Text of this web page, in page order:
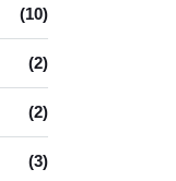
(10)
(2)
(2)
(3)